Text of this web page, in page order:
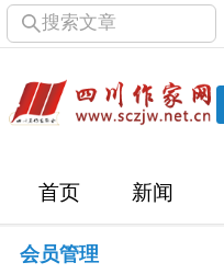
搜索文章
首页 新闻
机构
直属单位 团体会员
历届主席团
会员管理